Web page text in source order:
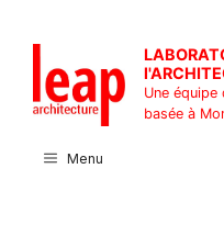
contenu
Une
basée à
Menu